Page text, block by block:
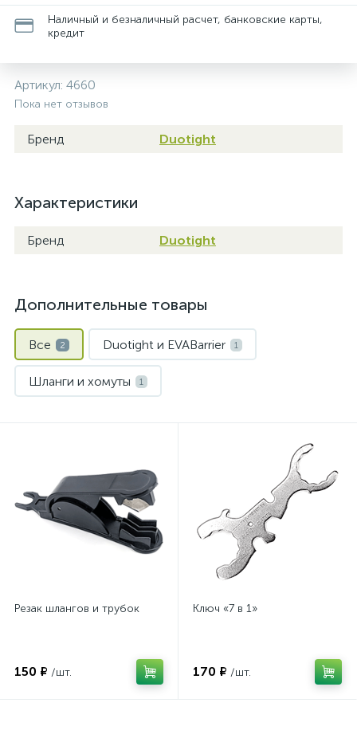
Наличный и безналичный расчет, банковские карты,
кредит
Артикул: 4660
Пока нет отзывов
Бренд Duotight
Характеристики
Бренд Duotight
Дополнительные товары
Все 2 Duotight и EVABarrier 1
Шланги и хомуты 1
Резак шлангов и трубок
150 ₽ /шт.
Ключ «7 в 1»
170 ₽ /шт.